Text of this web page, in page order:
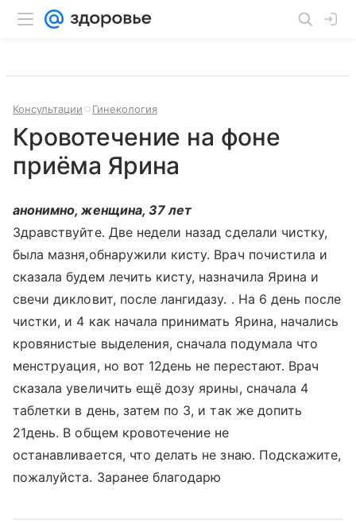
Консультации Гинекология
Кровотечение на фоне
приёма Ярина
анонимно, женщина, 37 лет
Здравствуйте. Две недели назад сделали чистку,
была мазня,обнаружили кисту. Врач почистила и
сказала будем лечить кисту, назначила Ярина и
свечи дикловит, после лангидазу. . На 6 день после
чистки, и 4 как начала принимать Ярина, начались
кровянистые выделения, сначала подумала что
менструация, но вот 12день не перестают. Врач
сказала увеличить ещё дозу ярины, сначала 4
таблетки в день, затем по 3, и так же допить
21день. В общем кровотечение не
останавливается, что делать не знаю. Подскажите,
пожалуйста. Заранее благодарю